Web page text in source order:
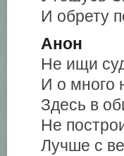
И обрету
Анон
Не ищи
И о много
Здесь в
Не
Лучше с